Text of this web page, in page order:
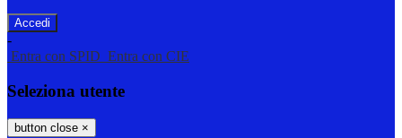
-
Entra con SPID Entra con CIE
Seleziona utente
button close ×